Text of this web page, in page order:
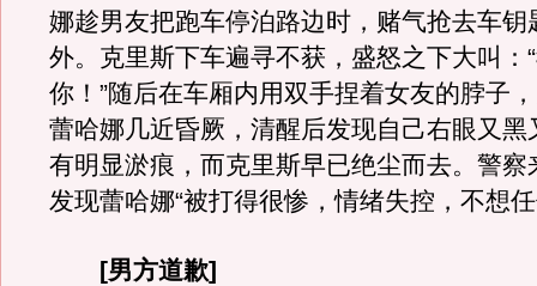
娜趁男友把跑车停泊路边时，赌气抢去车钥
外。克里斯下车遍寻不获，盛怒之下大叫：
你！”随后在车厢内用双手捏着女友的脖子
蕾哈娜几近昏厥，清醒后发现自己右眼又黑
有明显淤痕，而克里斯早已绝尘而去。警察
发现蕾哈娜“被打得很惨，情绪失控，不想
[男方道歉]